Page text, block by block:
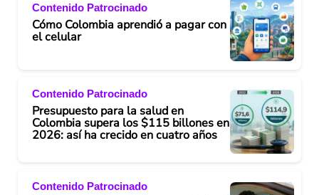
Contenido Patrocinado
Cómo Colombia aprendió a pagar con
el celular
Contenido Patrocinado
Presupuesto para la salud en
Colombia supera los $115 billones en
2026: así ha crecido en cuatro años
Contenido Patrocinado